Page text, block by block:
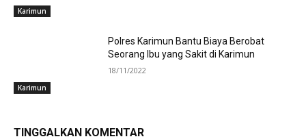
Karimun
Karimun
Polres Karimun Bantu Biaya Berobat
Seorang Ibu yang Sakit di Karimun
18/11/2022
TINGGALKAN KOMENTAR